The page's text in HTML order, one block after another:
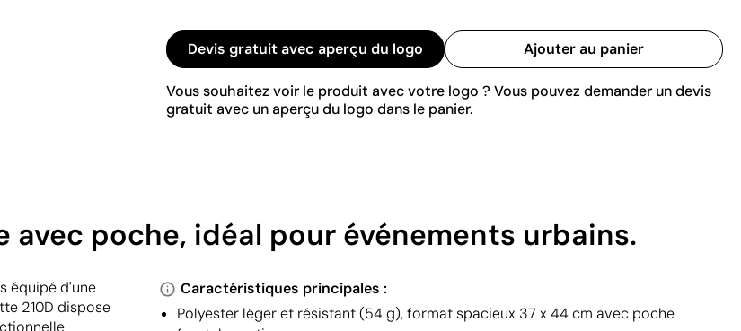
Devis gratuit avec aperçu du logo Ajouter au panier
Vous souhaitez voir le produit avec votre logo ? Vous pouvez demander un devis
gratuit avec un aperçu du logo dans le panier.
poche, idéal pour événements urbains.
équipé d'une
210D dispose
Caractéristiques principales :
Polyester léger et résistant (54 g), format spacieux 37 x 44 cm avec poche